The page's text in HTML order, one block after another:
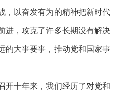
，以奋发有为的精神把新时代
进，攻克了许多长期没有解决
的大事要事，推动党和国家事
十年来，我们经历了对党和